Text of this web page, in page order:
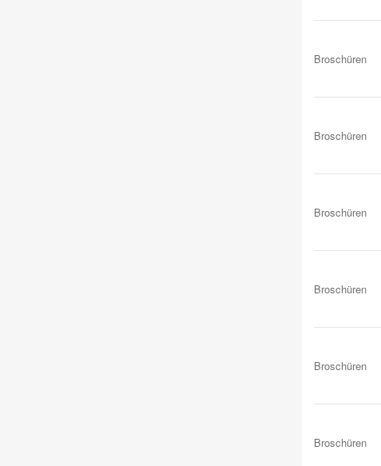
Broschüren
Broschüren
Broschüren
Broschüren
Broschüren
Broschüren